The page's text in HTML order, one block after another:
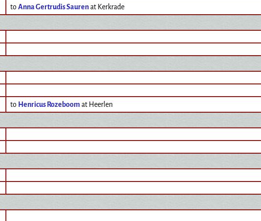
toAnna Gertrudis Saurenat Kerkrade
to Henricus Rozeboom at Heerlen